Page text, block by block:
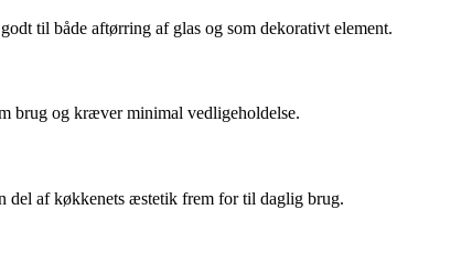
til både aftørring af glas og som dekorativt element.
brug og kræver minimal vedligeholdelse.
del af køkkenets æstetik frem for til daglig brug.